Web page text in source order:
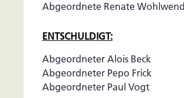
Abgeordnete Renate Wohlwend
ENTSCHULDIGT:
Abgeordneter Alois Beck
Abgeordneter Pepo Frick
Abgeordneter Paul Vogt